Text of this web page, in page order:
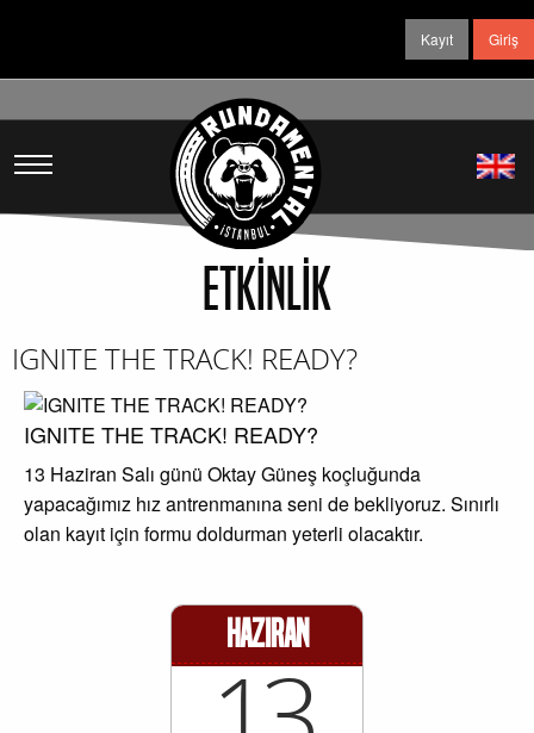
Kayıt Giriş
ETKİNLİK
IGNITE THE TRACK! READY?
IGNITE THE TRACK! READY?
13 Haziran Salı günü Oktay Güneş koçluğunda
yapacağımız hız antrenmanına seni de bekliyoruz. Sınırlı
olan kayıt için formu doldurman yeterli olacaktır.
Haziran